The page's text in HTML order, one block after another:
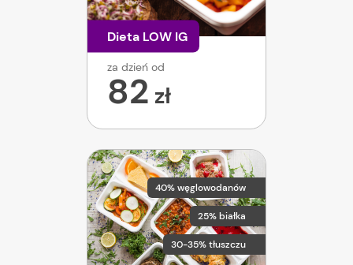
Dieta LOW IG
za dzień od
82 zł
40% węglowodanów
25% białka
30-35% tłuszczu